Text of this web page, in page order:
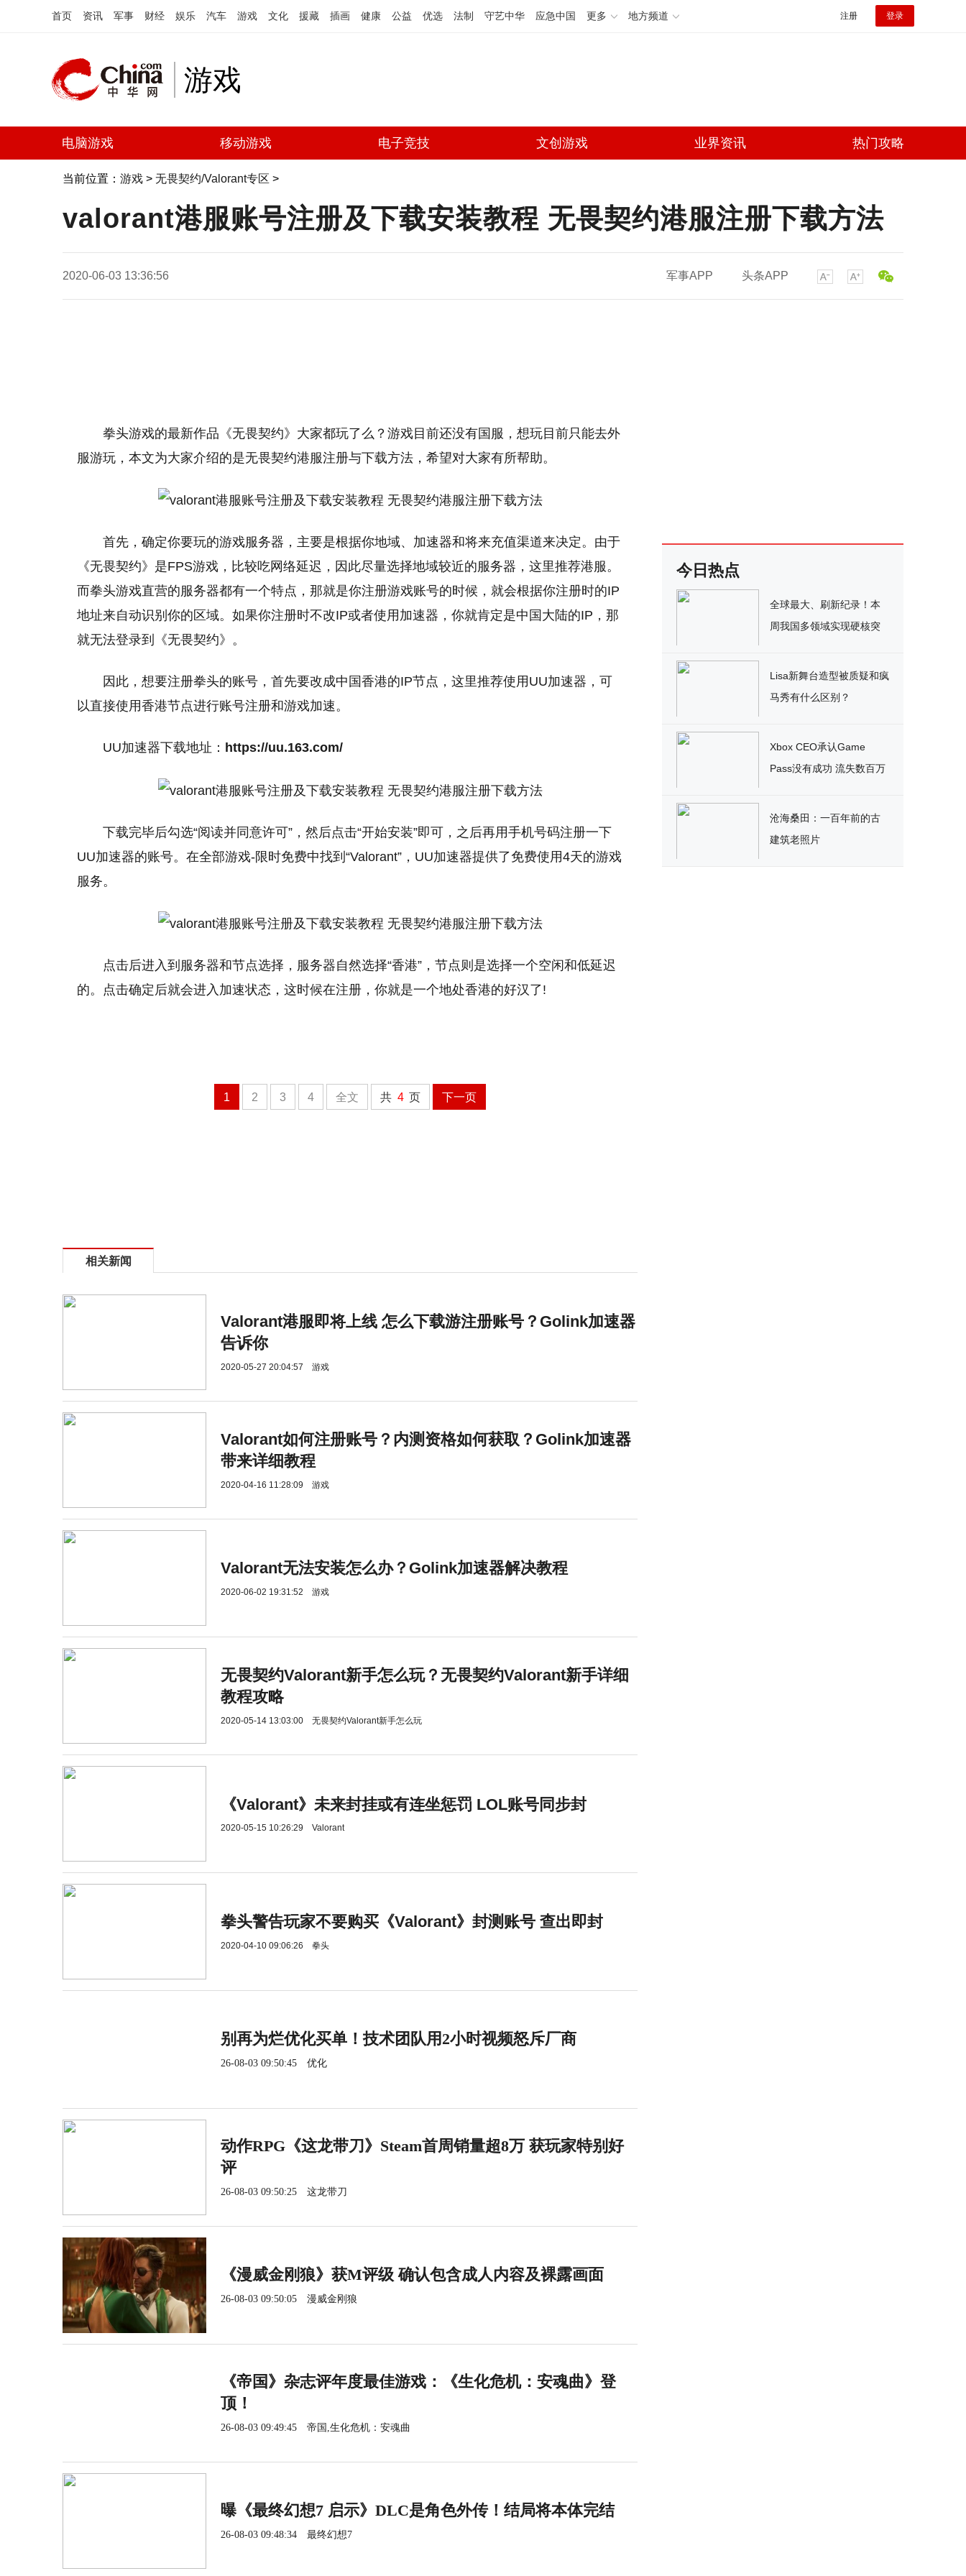
首页 资讯 军事 财经 娱乐 汽车 游戏 文化 援藏 插画 健康 公益 优选 法制 守艺中华 应急中国 更多 地方频道 注册 登录
游戏
电脑游戏 移动游戏 电子竞技 文创游戏 业界资讯 热门攻略
当前位置： 游戏 > 无畏契约/Valorant专区 >
valorant港服账号注册及下载安装教程 无畏契约港服注册下载方法
2020-06-03 13:36:56 军事APP 头条APP
拳头游戏的最新作品《无畏契约》大家都玩了么？游戏目前还没有国服，想玩目前只能去外
服游玩，本文为大家介绍的是无畏契约港服注册与下载方法，希望对大家有所帮助。
首先，确定你要玩的游戏服务器，主要是根据你地域、加速器和将来充值渠道来决定。由于
《无畏契约》是FPS游戏，比较吃网络延迟，因此尽量选择地域较近的服务器，这里推荐港服。
而拳头游戏直营的服务器都有一个特点，那就是你注册游戏账号的时候，就会根据你注册时的IP
地址来自动识别你的区域。如果你注册时不改IP或者使用加速器，你就肯定是中国大陆的IP，那
就无法登录到《无畏契约》。
因此，想要注册拳头的账号，首先要改成中国香港的IP节点，这里推荐使用UU加速器，可
以直接使用香港节点进行账号注册和游戏加速。
UU加速器下载地址： https://uu.163.com/
下载完毕后勾选“阅读并同意许可”，然后点击“开始安装”即可，之后再用手机号码注册一下
UU加速器的账号。在全部游戏-限时免费中找到“Valorant”，UU加速器提供了免费使用4天的游戏
服务。
点击后进入到服务器和节点选择，服务器自然选择“香港”，节点则是选择一个空闲和低延迟
的。点击确定后就会进入加速状态，这时候在注册，你就是一个地处香港的好汉了!
1 2 3 4 全文 共 4 页 下一页
相关新闻
Valorant港服即将上线 怎么下载游注册账号？Golink加速器
告诉你
2020-05-27 20:04:57 游戏
Valorant如何注册账号？内测资格如何获取？Golink加速器
带来详细教程
2020-04-16 11:28:09 游戏
Valorant无法安装怎么办？Golink加速器解决教程
2020-06-02 19:31:52 游戏
无畏契约Valorant新手怎么玩？无畏契约Valorant新手详细
教程攻略
2020-05-14 13:03:00 无畏契约Valorant新手怎么玩
《Valorant》未来封挂或有连坐惩罚 LOL账号同步封
2020-05-15 10:26:29 Valorant
拳头警告玩家不要购买《Valorant》封测账号 查出即封
2020-04-10 09:06:26 拳头
别再为烂优化买单！技术团队用2小时视频怒斥厂商
26-08-03 09:50:45 优化
动作RPG《这龙带刀》Steam首周销量超8万 获玩家特别好
评
26-08-03 09:50:25 这龙带刀
《漫威金刚狼》获M评级 确认包含成人内容及裸露画面
26-08-03 09:50:05 漫威金刚狼
《帝国》杂志评年度最佳游戏：《生化危机：安魂曲》登
顶！
26-08-03 09:49:45 帝国,生化危机：安魂曲
曝《最终幻想7 启示》DLC是角色外传！结局将本体完结
26-08-03 09:48:34 最终幻想7
今日热点
全球最大、刷新纪录！本
周我国多领域实现硬核突
Lisa新舞台造型被质疑和疯
马秀有什么区别？
Xbox CEO承认Game
Pass没有成功 流失数百万
沧海桑田：一百年前的古
建筑老照片